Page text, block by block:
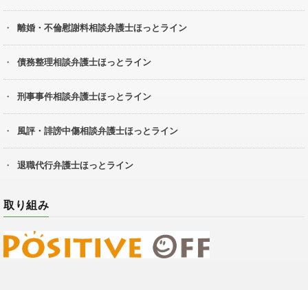
離婚・不倫慰謝料相談弁護士ほっとライン
債務整理相談弁護士ほっとライン
刑事事件相談弁護士ほっとライン
風評・誹謗中傷相談弁護士ほっとライン
退職代行弁護士ほっとライン
取り組み